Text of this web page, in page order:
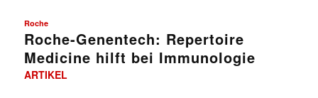
Roche
Roche-Genentech: Repertoire
Medicine hilft bei Immunologie
ARTIKEL